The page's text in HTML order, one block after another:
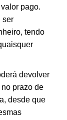
pago.
ser
tendo
devolver
prazo de
desde que